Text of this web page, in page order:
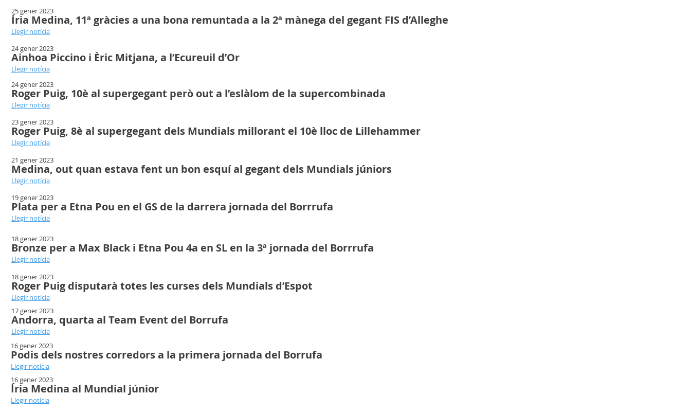
25 gener 2023
Íria Medina, 11ª gràcies a una bona remuntada a la 2ª mànega del gegant FIS d’Alleghe
Llegir notícia
24 gener 2023
Ainhoa Piccino i Èric Mitjana, a l’Ecureuil d’Or
Llegir notícia
24 gener 2023
Roger Puig, 10è al supergegant però out a l’eslàlom de la supercombinada
Llegir notícia
23 gener 2023
Roger Puig, 8è al supergegant dels Mundials millorant el 10è lloc de Lillehammer
Llegir notícia
21 gener 2023
Medina, out quan estava fent un bon esquí al gegant dels Mundials júniors
Llegir notícia
19 gener 2023
Plata per a Etna Pou en el GS de la darrera jornada del Borrrufa
Llegir notícia
18 gener 2023
Bronze per a Max Black i Etna Pou 4a en SL en la 3ª jornada del Borrrufa
Llegir notícia
18 gener 2023
Roger Puig disputarà totes les curses dels Mundials d’Espot
Llegir notícia
17 gener 2023
Andorra, quarta al Team Event del Borrufa
Llegir notícia
16 gener 2023
Podis dels nostres corredors a la primera jornada del Borrufa
Llegir notícia
16 gener 2023
Íria Medina al Mundial júnior
Llegir notícia